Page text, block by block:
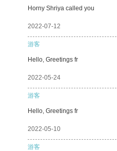
Horny Shriya called you
2022-07-12
游客
Hello, Greetings fr
2022-05-24
游客
Hello, Greetings fr
2022-05-10
游客